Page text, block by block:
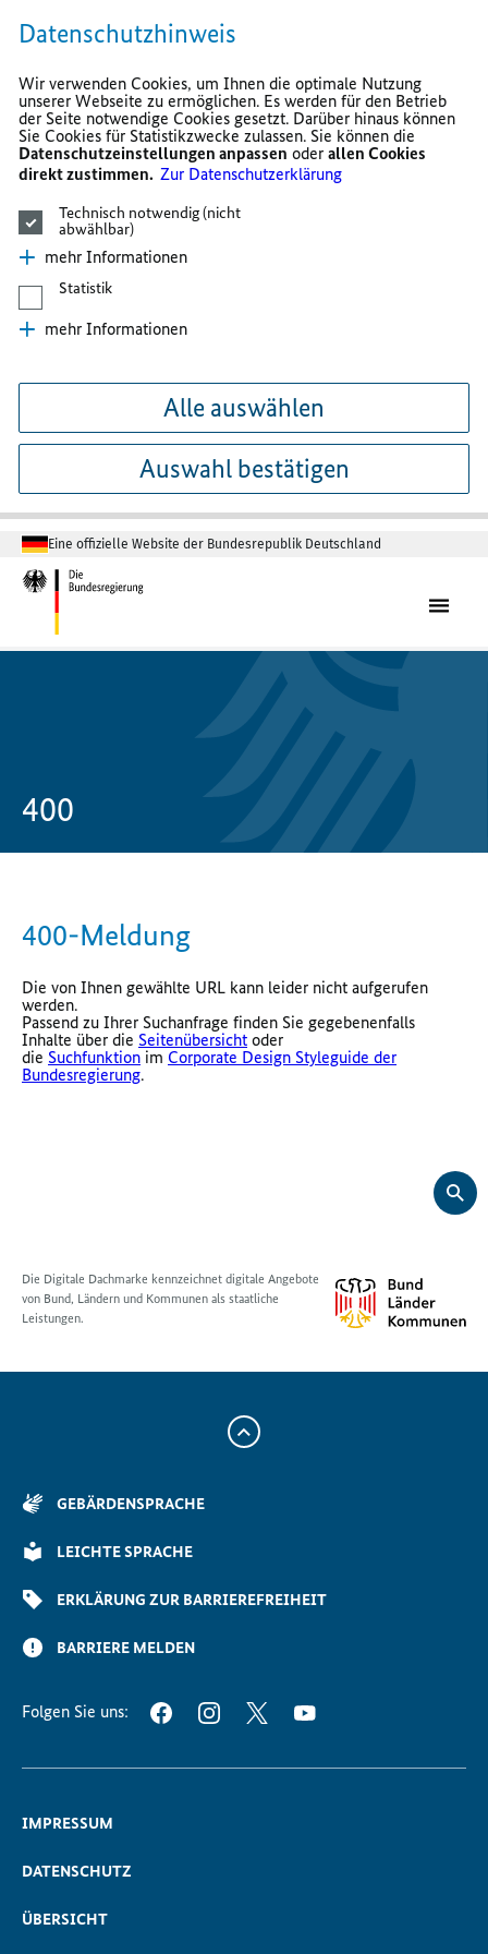
Datenschutzhinweis
Wir verwenden Cookies, um Ihnen die optimale Nutzung
unserer Webseite zu ermöglichen. Es werden für den Betrieb
der Seite notwendige Cookies gesetzt. Darüber hinaus können
Sie Cookies für Statistikzwecke zulassen. Sie können die
Datenschutzeinstellungen anpassen oderallen Cookies
direkt zustimmen.Zur Datenschutzerklärung
Technisch notwendig (nicht
abwählbar)
mehr Informationen
Statistik
mehr Informationen
Alle auswählen
Auswahl bestätigen
Eine offizielle Website der Bundesrepublik Deutschland
400
400-Meldung
Die von Ihnen gewählte URL kann leider nicht aufgerufen
werden.
Passend zu Ihrer Suchanfrage finden Sie gegebenenfalls
Inhalte über die Seitenübersicht oder
die Suchfunktion im Corporate Design Styleguide der
Bundesregierung.
Die Digitale Dachmarke kennzeichnet digitale Angebote
von Bund, Ländern und Kommunen als staatliche
Leistungen.
Zum
GEBÄRDENSPRACHE
LEICHTE SPRACHE
ERKLÄRUNG ZUR BARRIEREFREIHEIT
BARRIERE MELDEN
Folgen Sie uns: FACEBOOKINSTAGRAM
TWITTERYOUTUBE
IMPRESSUM
DATENSCHUTZ
ÜBERSICHT